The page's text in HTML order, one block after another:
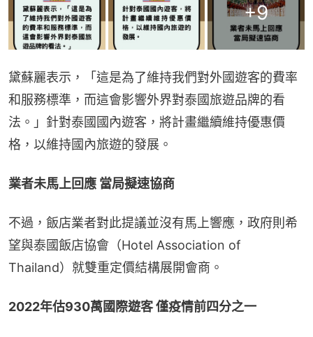
+9
黛蘇麗表示，「這是為了維持我們對外國遊客的費率
和服務標準，而這會影響外界對泰國旅遊品牌的看
法。」針對泰國國內遊客，將計畫繼續維持優惠價
格，以維持國內旅遊的發展。
業者未馬上回應 當局擬速協商
不過，飯店業者對此提議並沒有馬上響應，政府則希
望與泰國飯店協會（Hotel Association of
Thailand）就雙重定價結構展開會商。
2022年估930萬國際遊客 僅疫情前四分之一